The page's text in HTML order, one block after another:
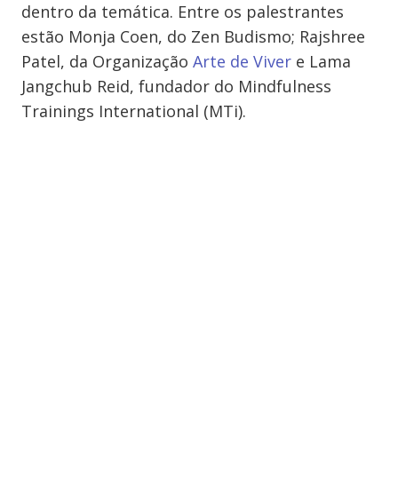
dentro da temática. Entre os palestrantes
estão Monja Coen, do Zen Budismo; Rajshree
Patel, da Organização Arte de Viver e Lama
Jangchub Reid, fundador do Mindfulness
Trainings International (MTi).